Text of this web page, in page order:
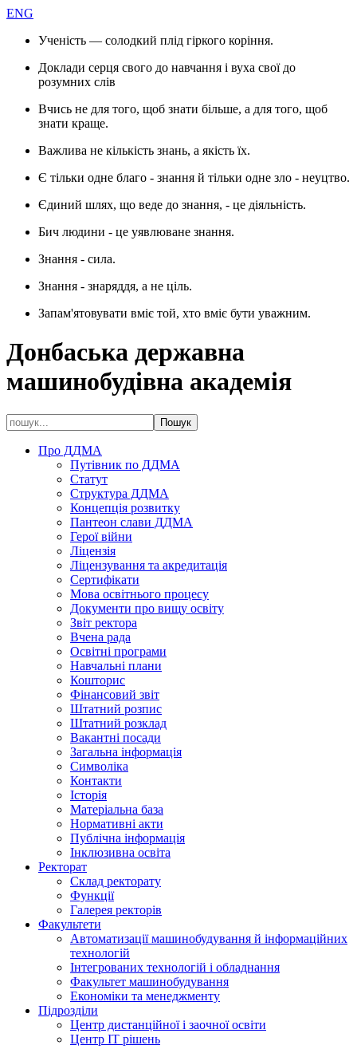
ENG
Ученість — солодкий плід гіркого коріння.
Доклади серця свого до навчання і вуха свої до
розумних слів
Вчись не для того, щоб знати більше, а для того, щоб
знати краще.
Важлива не кількість знань, а якість їх.
Є тільки одне благо - знання й тільки одне зло - неуцтво.
Єдиний шлях, що веде до знання, - це діяльність.
Бич людини - це уявлюване знання.
Знання - сила.
Знання - знаряддя, а не ціль.
Запам'ятовувати вміє той, хто вміє бути уважним.
Донбаська державна
машинобудівна академія
Про ДДМА
Путівник по ДДМА
Статут
Структура ДДМА
Концепція розвитку
Пантеон слави ДДМА
Герої війни
Ліцензія
Ліцензування та акредитація
Сертифікати
Мова освітнього процесу
Документи про вищу освіту
Звіт ректора
Вчена рада
Освітні програми
Навчальні плани
Кошторис
Фінансовий звіт
Штатний розпис
Штатний розклад
Вакантні посади
Загальна інформація
Символіка
Контакти
Історія
Матеріальна база
Нормативні акти
Публічна інформація
Інклюзивна освіта
Ректорат
Склад ректорату
Функції
Галерея ректорів
Факультети
Автоматизації машинобудування й інформаційних
технологій
Інтегрованих технологій і обладнання
Факультет машинобудування
Економіки та менеджменту
Підрозділи
Центр дистанційної і заочної освіти
Центр ІТ рішень